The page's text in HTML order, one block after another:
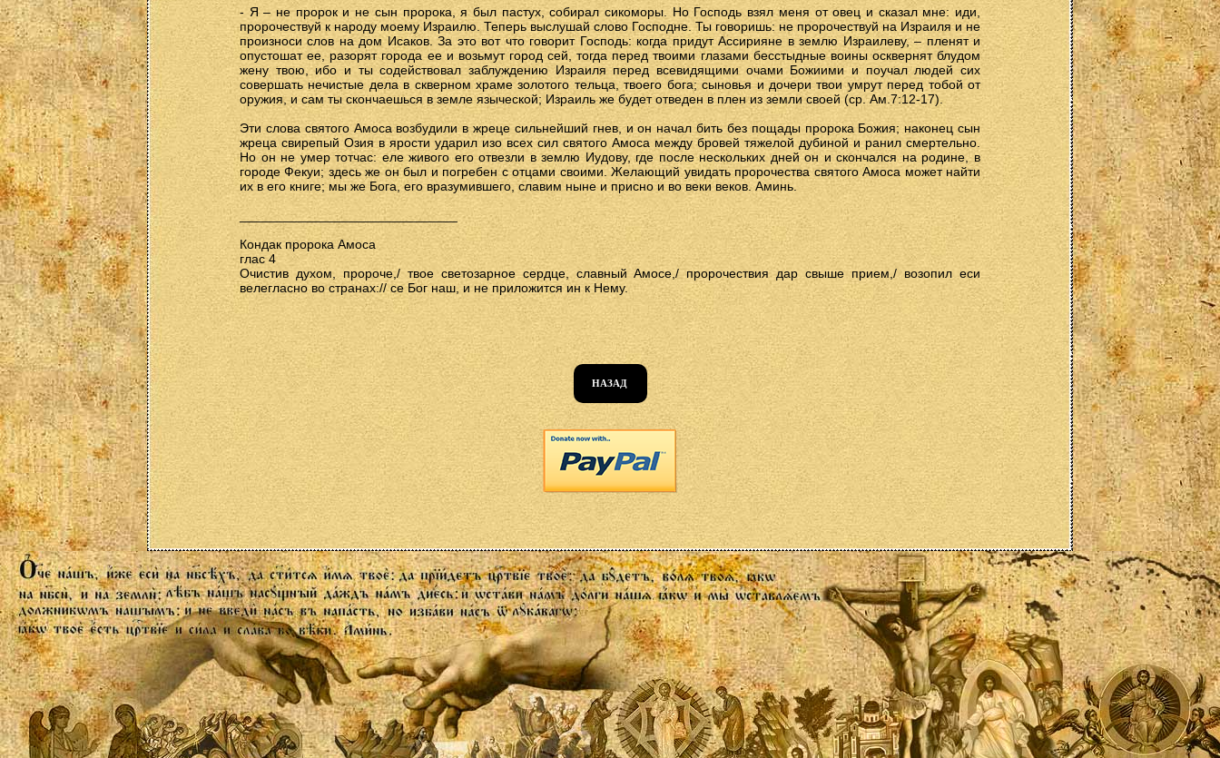
- Я – не пророк и не сын пророка, я был пастух, собирал сикоморы. Но Господь взял меня от овец и сказал мне: иди,
пророчествуй к народу моему Израилю. Теперь выслушай слово Господне. Ты говоришь: не пророчествуй на Израиля и не
произноси слов на дом Исаков. За это вот что говорит Господь: когда придут Ассирияне в землю Израилеву, – пленят и
опустошат ее, разорят города ее и возьмут город сей, тогда перед твоими глазами бесстыдные воины осквернят блудом
жену твою, ибо и ты содействовал заблуждению Израиля перед всевидящими очами Божиими и поучал людей сих
совершать нечистые дела в скверном храме золотого тельца, твоего бога; сыновья и дочери твои умрут перед тобой от
оружия, и сам ты скончаешься в земле языческой; Израиль же будет отведен в плен из земли своей (ср. Ам.7:12-17).
Эти слова святого Амоса возбудили в жреце сильнейший гнев, и он начал бить без пощады пророка Божия; наконец сын
жреца свирепый Озия в ярости ударил изо всех сил святого Амоса между бровей тяжелой дубиной и ранил смертельно.
Но он не умер тотчас: еле живого его отвезли в землю Иудову, где после нескольких дней он и скончался на родине, в
городе Фекуи; здесь же он был и погребен с отцами своими. Желающий увидать пророчества святого Амоса может найти
их в его книге; мы же Бога, его вразумившего, славим ныне и присно и во веки веков. Аминь.
______________________________
Кондак пророка Амоса
глас 4
Очистив духом, пророче,/ твое светозарное сердце, славный Амосе,/ пророчествия дар свыше прием,/ возопил еси
велегласно во странах:// се Бог наш, и не приложится ин к Нему.
НАЗАД